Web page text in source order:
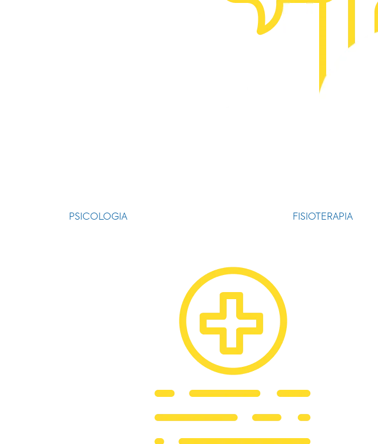
PSICOLOGIA FISIOTERAPIA